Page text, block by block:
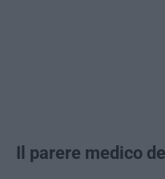
Il parere medico